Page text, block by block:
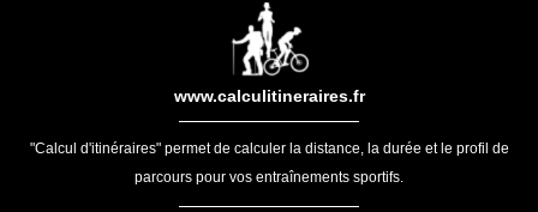
www.calculitineraires.fr
"Calcul d'itinéraires" permet de calculer la distance, la durée et le profil de
parcours pour vos entraînements sportifs.